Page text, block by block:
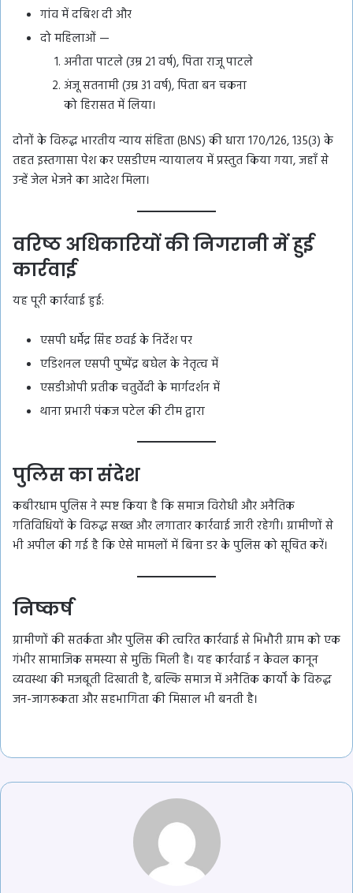
गांव में दबिश दी और
दो महिलाओं —
अनीता पाटले (उम्र 21 वर्ष), पिता राजू पाटले
अंजू सतनामी (उम्र 31 वर्ष), पिता बन चकना
को हिरासत में लिया।
दोनों के विरुद्ध भारतीय न्याय संहिता (BNS) की धारा 170/126, 135(3) के
तहत इस्तगासा पेश कर एसडीएम न्यायालय में प्रस्तुत किया गया, जहाँ से
उन्हें जेल भेजने का आदेश मिला।
वरिष्ठ अधिकारियों की निगरानी में हुई
कार्रवाई
यह पूरी कार्रवाई हुई:
एसपी धर्मेंद्र सिंह छवई के निर्देश पर
एडिशनल एसपी पुष्पेंद्र बघेल के नेतृत्व में
एसडीओपी प्रतीक चतुर्वेदी के मार्गदर्शन में
थाना प्रभारी पंकज पटेल की टीम द्वारा
पुलिस का संदेश
कबीरधाम पुलिस ने स्पष्ट किया है कि समाज विरोधी और अनैतिक
गतिविधियों के विरुद्ध सख्त और लगातार कार्रवाई जारी रहेगी। ग्रामीणों से
भी अपील की गई है कि ऐसे मामलों में बिना डर के पुलिस को सूचित करें।
निष्कर्ष
ग्रामीणों की सतर्कता और पुलिस की त्वरित कार्रवाई से भिभौरी ग्राम को एक
गंभीर सामाजिक समस्या से मुक्ति मिली है। यह कार्रवाई न केवल कानून
व्यवस्था की मजबूती दिखाती है, बल्कि समाज में अनैतिक कार्यों के विरुद्ध
जन-जागरूकता और सहभागिता की मिसाल भी बनती है।